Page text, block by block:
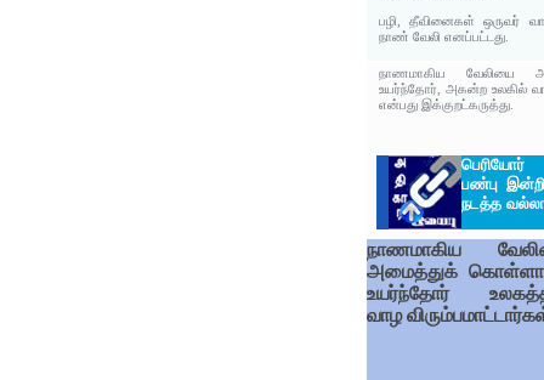
பழி, தீவினைகள் ஒருவர்
நாண் வேலி எனப்பட்டது.
நாணமாகிய வேலியை
உயர்ந்தோர், அகன்ற உலகில்
என்பது இக்குறட்கருத்து.
பண்பு
நடத்த
நாணமாகிய
அமைத்துக்
உயர்ந்தோர்
வாழ